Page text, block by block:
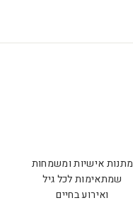
מתנות אישיות ומשמחות
שמתאימות לכל גיל
ואירוע בחיים